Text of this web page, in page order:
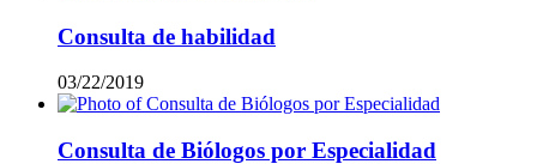
Consulta de habilidad
03/22/2019
Consulta de Biólogos por Especialidad